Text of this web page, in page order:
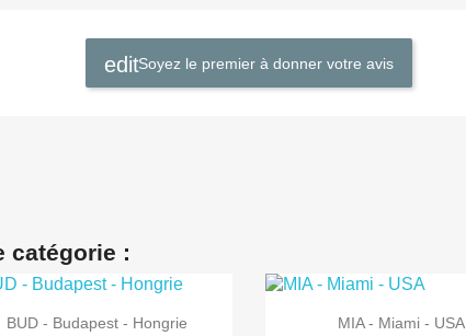
Soyez le premier à donner votre avis
catégorie :
 Aperçu rapide
BUD - Budapest - Hongrie  Aperçu rapide
MIA - Miami - USA